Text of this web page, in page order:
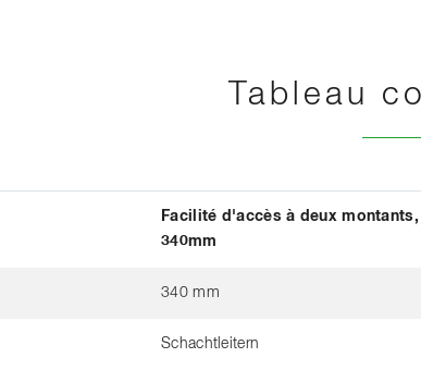
Tableau
Facilité d'accès à deux
340mm
340 mm
Schachtleitern